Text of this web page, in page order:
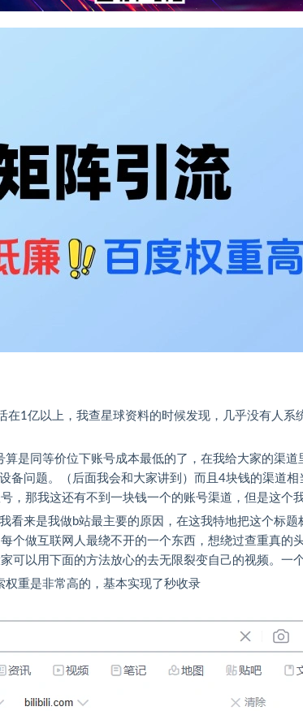
在1亿以上，我查星球资料的时候发现，几乎没有人系
算是同等价位下账号成本最低的了，在我给大家的渠
备问题。（后面我会和大家讲到）而且4块钱的渠道
，那我这还有不到一块钱一个的账号渠道，但是这个
看来是我做b站最主要的原因，在这我特地把这个标
个做互联网人最绕不开的一个东西，想绕过查重真的
可以用下面的方法放心的去无限裂变自己的视频。一
重是非常高的，基本实现了秒收录